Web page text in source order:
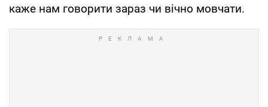
каже нам говорити зараз чи вічно мовчати.